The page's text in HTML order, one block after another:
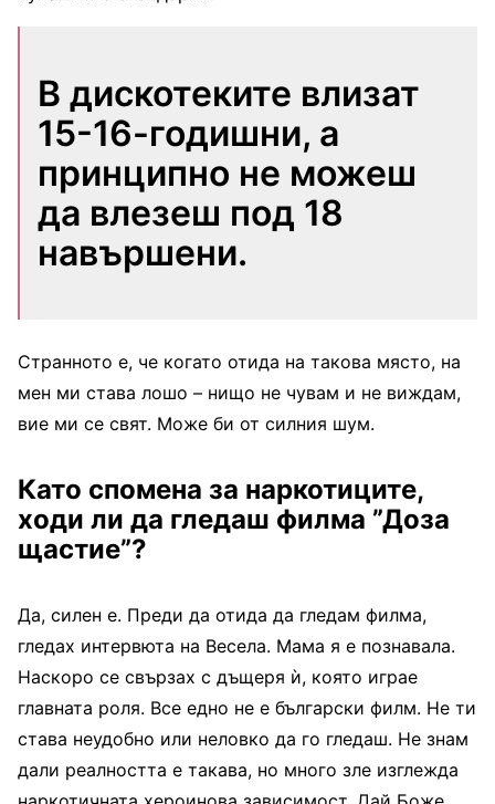
В дискотеките влизат
15-16-годишни, а
принципно не можеш
да влезеш под 18
навършени.
Странното е, че когато отида на такова място, на
мен ми става лошо – нищо не чувам и не виждам,
вие ми се свят. Може би от силния шум.
Като спомена за наркотиците,
ходи ли да гледаш филма ”Доза
щастие”?
Да, силен е. Преди да отида да гледам филма,
гледах интервюта на Весела. Мама я е познавала.
Наскоро се свързах с дъщеря ѝ, която играе
главната роля. Все едно не е български филм. Не ти
става неудобно или неловко да го гледаш. Не знам
дали реалността е такава, но много зле изглежда